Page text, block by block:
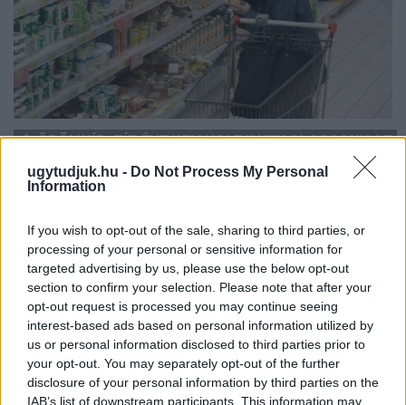
ugytudjuk.hu - Do Not Process My Personal
Information
If you wish to opt-out of the sale, sharing to third parties, or
processing of your personal or sensitive information for
targeted advertising by us, please use the below opt-out
section to confirm your selection. Please note that after your
opt-out request is processed you may continue seeing
interest-based ads based on personal information utilized by
us or personal information disclosed to third parties prior to
your opt-out. You may separately opt-out of the further
disclosure of your personal information by third parties on the
IAB’s list of downstream participants. This information may
ÖRÖMHÍR: TÍZ ÉVE NEM VOLT ILYEN ALACSONY AZ
Júliusban mindössze 1,2 százalékkal emelkedtek éves
már csökkent.
Szólj hozzá!